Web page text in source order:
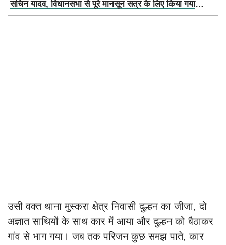
सचिन यादव, विधानसभा से पूरे मानसून सत्र के लिए किया गया
उसी वक्त थाना मुस्करा क्षेत्र निवासी दुल्हन का जीजा, दो
अज्ञात साथियों के साथ कार में आया और दुल्हन को बैठाकर
गांव से भाग गया। जब तक परिजन कुछ समझ पाते, कार